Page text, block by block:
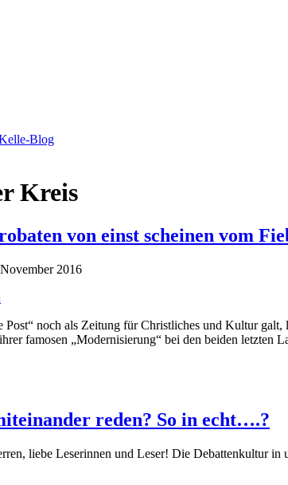
Kreis
von einst scheinen vom
2016
Post“ noch als Zeitung für Christliches und Kultur
famosen „Modernisierung“ bei den beiden letzten
reden? So in echt….?
liebe Leserinnen und Leser! Die Debattenkultur